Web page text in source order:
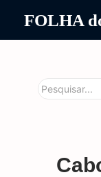
FOLHA